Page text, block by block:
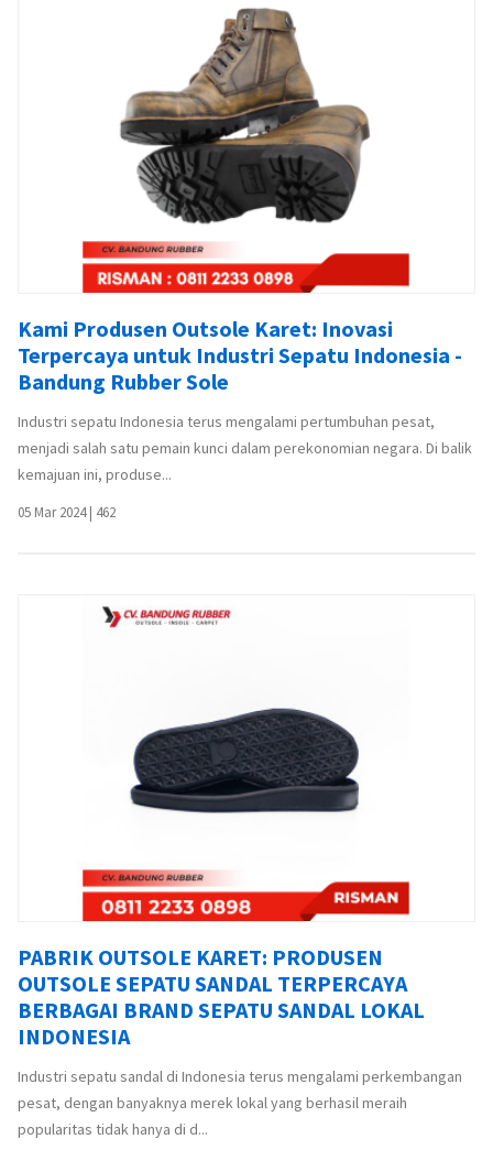
Kami Produsen Outsole Karet: Inovasi
Terpercaya untuk Industri Sepatu Indonesia -
Bandung Rubber Sole
Industri sepatu Indonesia terus mengalami pertumbuhan pesat,
menjadi salah satu pemain kunci dalam perekonomian negara. Di balik
kemajuan ini, produse...
05 Mar 2024| 462
PABRIK OUTSOLE KARET: PRODUSEN
OUTSOLE SEPATU SANDAL TERPERCAYA
BERBAGAI BRAND SEPATU SANDAL LOKAL
INDONESIA
Industri sepatu sandal di Indonesia terus mengalami perkembangan
pesat, dengan banyaknya merek lokal yang berhasil meraih
popularitas tidak hanya di d...